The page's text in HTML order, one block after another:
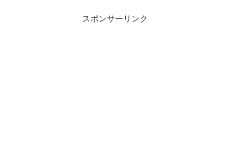
スポンサーリンク